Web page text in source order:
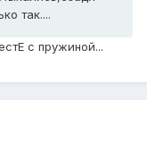
так....
с пружиной...